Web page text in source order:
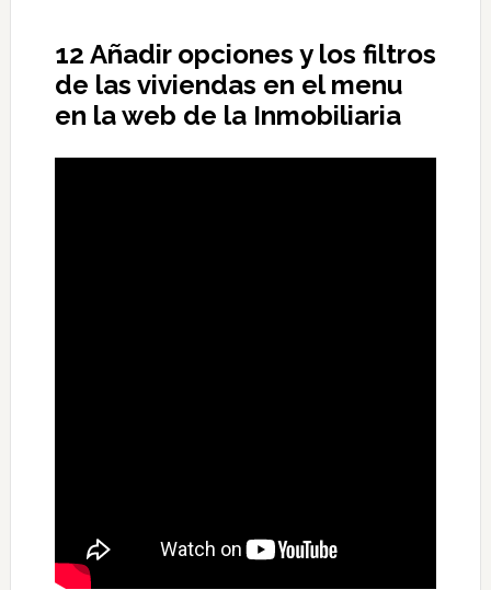
12 Añadir opciones y los filtros
de las viviendas en el menu
en la web de la Inmobiliaria